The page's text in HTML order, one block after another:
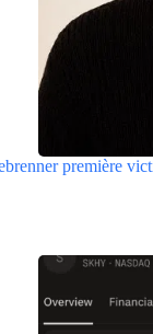
première